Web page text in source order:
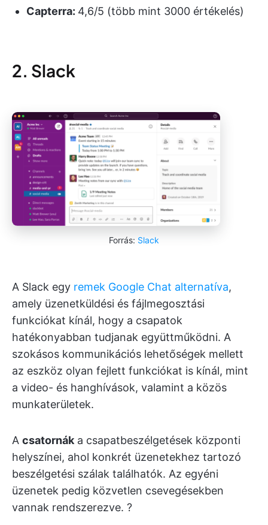
Capterra: 4,6/5 (több mint 3000 értékelés)
2. Slack
Forrás: Slack
A Slack egy remek Google Chat alternatíva,
amely üzenetküldési és fájlmegosztási
funkciókat kínál, hogy a csapatok
hatékonyabban tudjanak együttműködni. A
szokásos kommunikációs lehetőségek mellett
az eszköz olyan fejlett funkciókat is kínál, mint
a video- és hanghívások, valamint a közös
munkaterületek.
A csatornák a csapatbeszélgetések központi
helyszínei, ahol konkrét üzenetekhez tartozó
beszélgetési szálak találhatók. Az egyéni
üzenetek pedig közvetlen csevegésekben
vannak rendszerezve. ?